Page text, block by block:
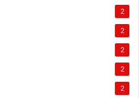
2
2
2
2
2